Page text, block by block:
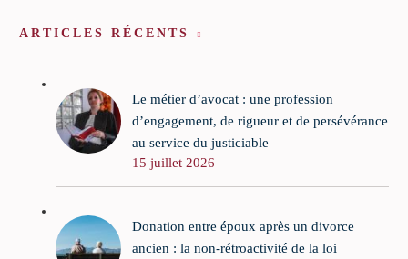
ARTICLES RÉCENTS
Le métier d’avocat : une profession
d’engagement, de rigueur et de persévérance
au service du justiciable
15 juillet 2026
Donation entre époux après un divorce
ancien : la non-rétroactivité de la loi